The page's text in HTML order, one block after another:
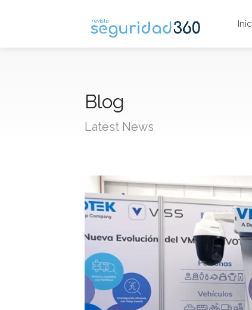
Blog
Latest News